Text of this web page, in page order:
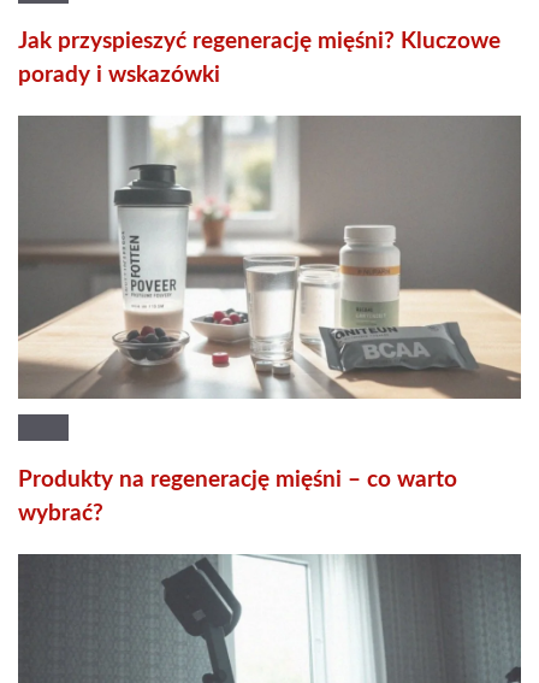
Jak przyspieszyć regenerację mięśni? Kluczowe
porady i wskazówki
Produkty na regenerację mięśni – co warto
wybrać?